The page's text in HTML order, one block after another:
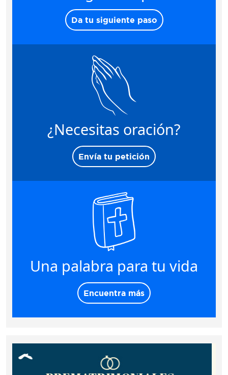
Da tu siguiente paso
¿Necesitas oración?
Envía tu petición
Una palabra para tu vida
Encuentra más